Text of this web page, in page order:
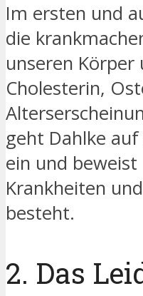
Im ersten und
die
unseren Körper
Cholesterin,
geht Dahlke
ein und
Krankheiten
besteht.
2. Das